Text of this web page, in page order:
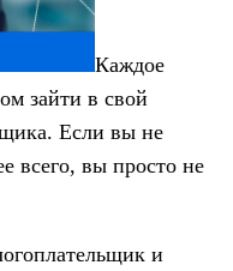
Каждое
зайти в свой
Если вы не
всего, вы просто не
и